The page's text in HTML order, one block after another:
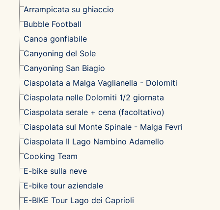
Arrampicata su ghiaccio
Bubble Football
Canoa gonfiabile
Canyoning del Sole
Canyoning San Biagio
Ciaspolata a Malga Vaglianella - Dolomiti
Ciaspolata nelle Dolomiti 1/2 giornata
Ciaspolata serale + cena (facoltativo)
Ciaspolata sul Monte Spinale - Malga Fevri
Ciaspolata Il Lago Nambino Adamello
Cooking Team
E-bike sulla neve
E-bike tour aziendale
E-BIKE Tour Lago dei Caprioli